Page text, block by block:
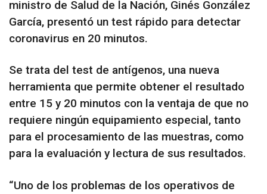
ministro de Salud de la Nación, Ginés González
García, presentó un test rápido para detectar
coronavirus en 20 minutos.
Se trata del test de antígenos, una nueva
herramienta que permite obtener el resultado
entre 15 y 20 minutos con la ventaja de que no
requiere ningún equipamiento especial, tanto
para el procesamiento de las muestras, como
para la evaluación y lectura de sus resultados.
“Uno de los problemas de los operativos de